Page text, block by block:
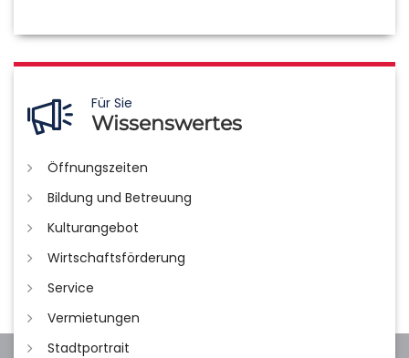
Für Sie
Wissenswertes
Öffnungszeiten
Bildung und Betreuung
Kulturangebot
Wirtschaftsförderung
Service
Vermietungen
Stadtportrait